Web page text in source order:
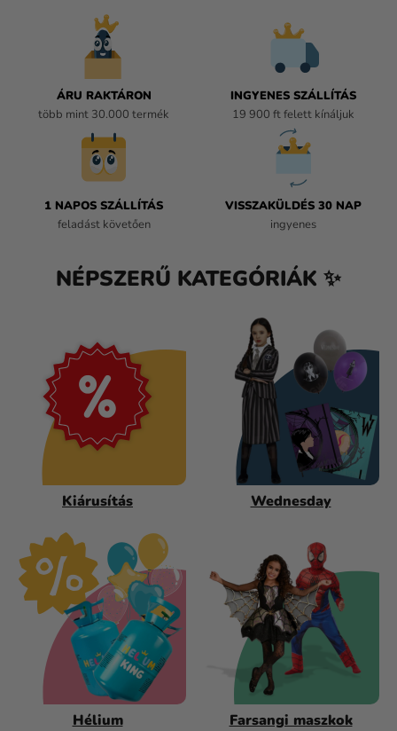
Jelmezek
Sütés
Újdonság
Ajándékok
Ünnepek
kellékek
Személyre
szabott
termékek
Kiárusítás
Rólunk
Kapcsolat
ÁRU RAKTÁRON
több mint 30.000 termék
INGYENES SZÁLLÍTÁS
19 900 ft felett kínáljuk
1 NAPOS SZÁLLÍTÁS
feladást követően
VISSZAKÜLDÉS 30 NAP
ingyenes
NÉPSZERŰ KATEGÓRIÁK ✨
Kiárusítás Wednesday
Hélium Farsangi maszkok